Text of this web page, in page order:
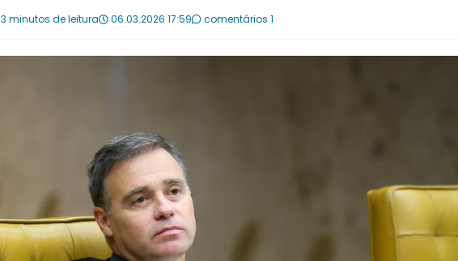
3 minutos de leitura 06.03.2026 17:59 comentários 1